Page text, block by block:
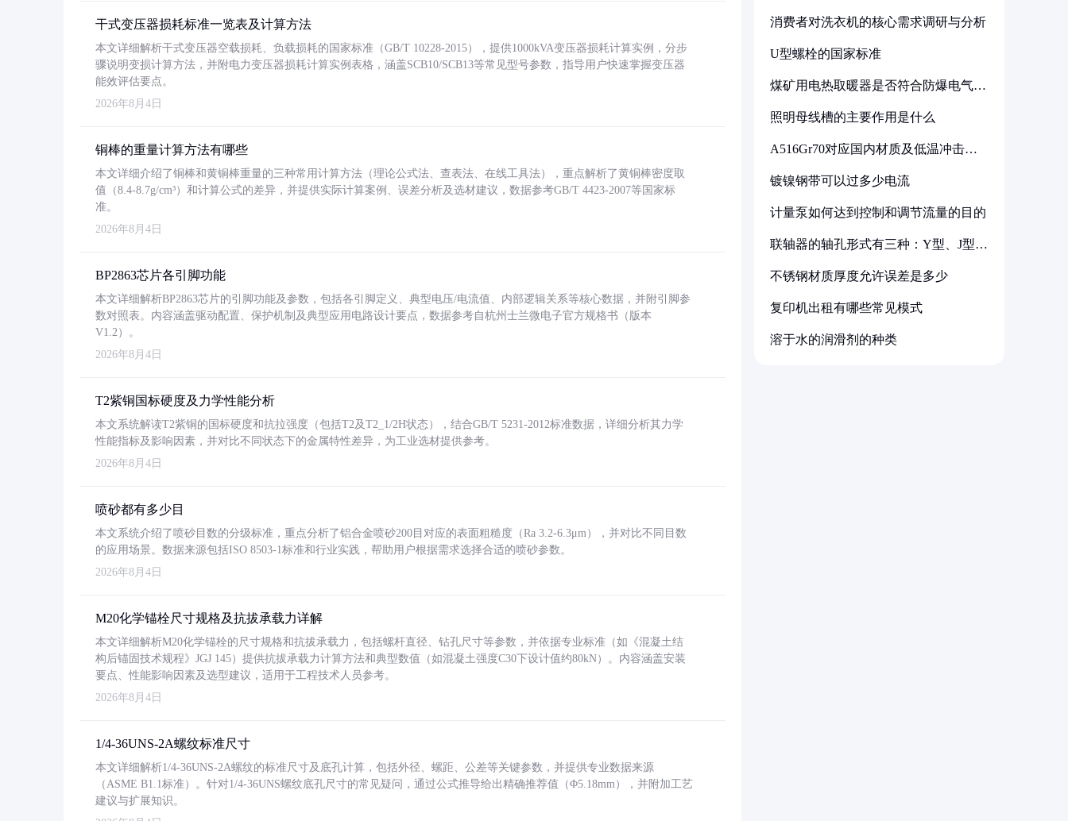
干式变压器损耗标准一览表及计算方法
本文详细解析干式变压器空载损耗、负载损耗的国家标准（GB/T 10228-2015），提供1000kVA变压器损耗计算实例，分步
骤说明变损计算方法，并附电力变压器损耗计算实例表格，涵盖SCB10/SCB13等常见型号参数，指导用户快速掌握变压器
能效评估要点。
2026年8月4日
铜棒的重量计算方法有哪些
本文详细介绍了铜棒和黄铜棒重量的三种常用计算方法（理论公式法、查表法、在线工具法），重点解析了黄铜棒密度取
值（8.4-8.7g/cm³）和计算公式的差异，并提供实际计算案例、误差分析及选材建议，数据参考GB/T 4423-2007等国家标
准。
2026年8月4日
BP2863芯片各引脚功能
本文详细解析BP2863芯片的引脚功能及参数，包括各引脚定义、典型电压/电流值、内部逻辑关系等核心数据，并附引脚参
数对照表。内容涵盖驱动配置、保护机制及典型应用电路设计要点，数据参考自杭州士兰微电子官方规格书（版本
V1.2）。
2026年8月4日
T2紫铜国标硬度及力学性能分析
本文系统解读T2紫铜的国标硬度和抗拉强度（包括T2及T2_1/2H状态），结合GB/T 5231-2012标准数据，详细分析其力学
性能指标及影响因素，并对比不同状态下的金属特性差异，为工业选材提供参考。
2026年8月4日
喷砂都有多少目
本文系统介绍了喷砂目数的分级标准，重点分析了铝合金喷砂200目对应的表面粗糙度（Ra 3.2-6.3μm），并对比不同目数
的应用场景。数据来源包括ISO 8503-1标准和行业实践，帮助用户根据需求选择合适的喷砂参数。
2026年8月4日
M20化学锚栓尺寸规格及抗拔承载力详解
本文详细解析M20化学锚栓的尺寸规格和抗拔承载力，包括螺杆直径、钻孔尺寸等参数，并依据专业标准（如《混凝土结
构后锚固技术规程》JGJ 145）提供抗拔承载力计算方法和典型数值（如混凝土强度C30下设计值约80kN）。内容涵盖安装
要点、性能影响因素及选型建议，适用于工程技术人员参考。
2026年8月4日
1/4-36UNS-2A螺纹标准尺寸
本文详细解析1/4-36UNS-2A螺纹的标准尺寸及底孔计算，包括外径、螺距、公差等关键参数，并提供专业数据来源
（ASME B1.1标准）。针对1/4-36UNS螺纹底孔尺寸的常见疑问，通过公式推导给出精确推荐值（Φ5.18mm），并附加工艺
建议与扩展知识。
消费者对洗衣机的核心需求调研与分析
U型螺栓的国家标准
煤矿用电热取暖器是否符合防爆电气设
照明母线槽的主要作用是什么
A516Gr70对应国内材质及低温冲击要
镀镍钢带可以过多少电流
计量泵如何达到控制和调节流量的目的
联轴器的轴孔形式有三种：Y型、J型、
不锈钢材质厚度允许误差是多少
复印机出租有哪些常见模式
溶于水的润滑剂的种类